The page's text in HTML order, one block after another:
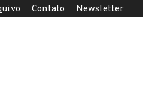
Contato Newsletter